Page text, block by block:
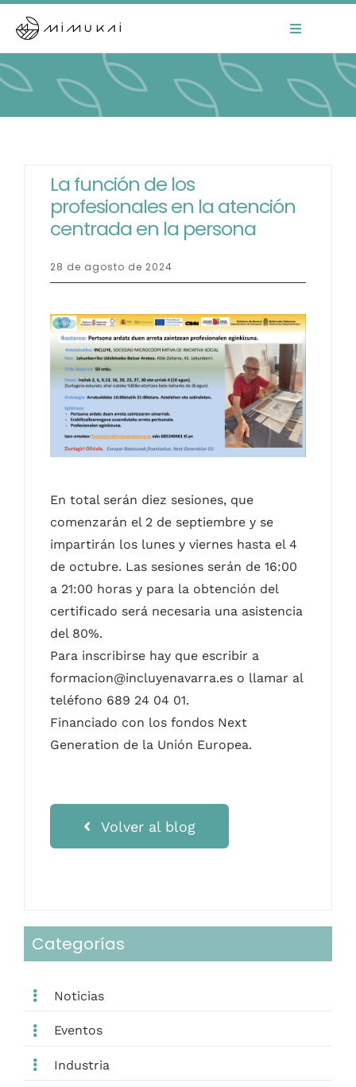
content
Toggle
Navigation
Home
El Centro
La Comunidad
Áreas de Trabajo
Actualidad
Contacto
Castellano
La función de los
profesionales en la atención
centrada en la persona
28 de agosto de 2024
En total serán diez sesiones, que
comenzarán el 2 de septiembre y se
impartirán los lunes y viernes hasta el 4
de octubre. Las sesiones serán de 16:00
a 21:00 horas y para la obtención del
certificado será necesaria una asistencia
del 80%.
Para inscribirse hay que escribir a
formacion@incluyenavarra.es o llamar al
teléfono 689 24 04 01.
Financiado con los fondos Next
Generation de la Unión Europea.
Volver al blog
Categorías
Noticias
Eventos
Industria